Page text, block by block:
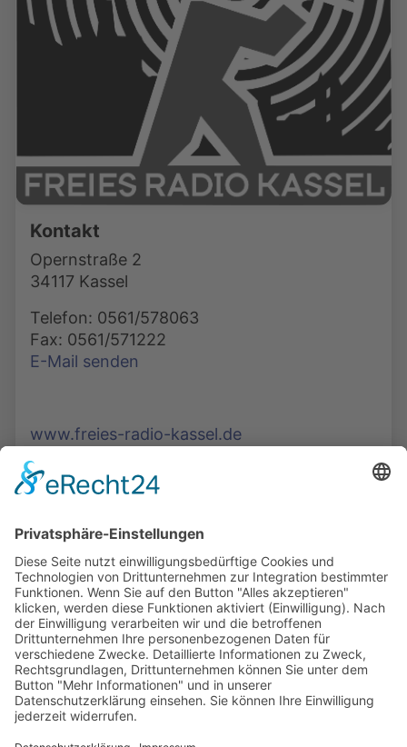
Kontakt
Opernstraße 2
34117 Kassel
Telefon: 0561/578063
Fax: 0561/571222
E-Mail senden
www.freies-radio-kassel.de
Podcasts, Themen und Informationen.
Entdecken Sie unser Forum für Medien, Bildung
und Demokratie - jederzeit und überall
verfügbar.
Mehr erfahren